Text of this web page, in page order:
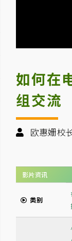
如何在
组交流
欧惠姗校
影片资讯
类别